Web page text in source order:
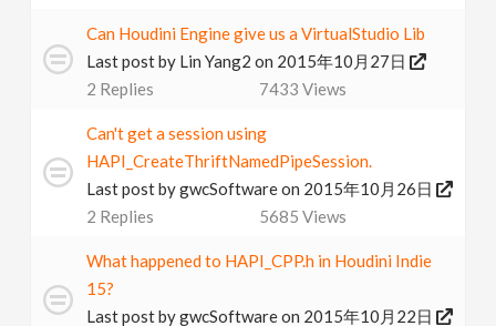
Can Houdini Engine give us a VirtualStudio Lib
Last post by Lin Yang2 on 2015年10月27日
2 Replies 7433 Views
Can't get a session using
HAPI_CreateThriftNamedPipeSession.
Last post bygwcSoftwareon 2015年10月26日
2 Replies 5685 Views
What happened to HAPI_CPP.h in Houdini Indie
15?
Last post bygwcSoftwareon 2015年10月22日